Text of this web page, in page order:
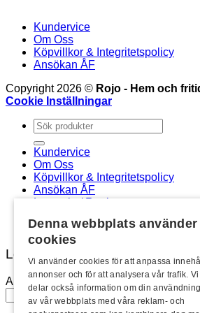
Kundervice
Om Oss
Köpvillkor & Integritetspolicy
Ansökan ÅF
Copyright 2026 © Rojo - Hem och
Cookie Inställningar
Sök
efter:
Kundervice
Om Oss
Köpvillkor & Integritetspolicy
Ansökan ÅF
Logga in / Registrera
Logga in
Användarnamn eller e-postadress*
Denna webbplats använder
cookies
Vi använder cookies för att anpassa
annonser och för att analysera vår trafik. Vi
delar också information om din användning
av vår webbplats med våra reklam- och